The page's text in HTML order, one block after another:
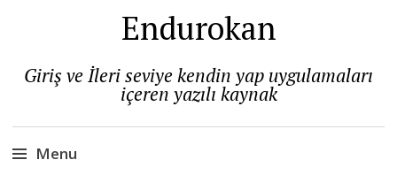
Endurokan
Giriş ve İleri seviye kendin yap uygulamaları
içeren yazılı kaynak
Menu